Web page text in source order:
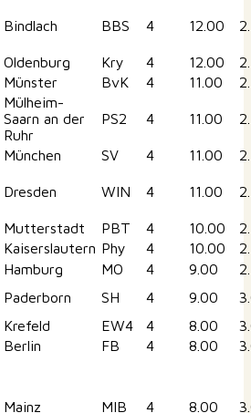
Bindlach BBS 4 12.00
Oldenburg Kry 4 12.00
Münster BvK 4 11.00
Mülheim-
Saarn an der
Ruhr
PS2 4 11.00
München SV 4 11.00
Dresden WIN 4 11.00
Mutterstadt PBT 4 10.00
Kaiserslautern Phy 4 10.00
Hamburg MO 4 9.00
Paderborn SH 4 9.00
Krefeld EW4 4 8.00
Berlin FB 4 8.00
Mainz MIB 4 8.00